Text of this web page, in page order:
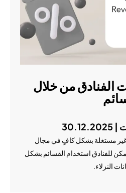
الفنادق من خلال
غير مستغلة بشكل كافٍ في مجال
للفنادق استخدام القسائم بشكل
النزلاء.